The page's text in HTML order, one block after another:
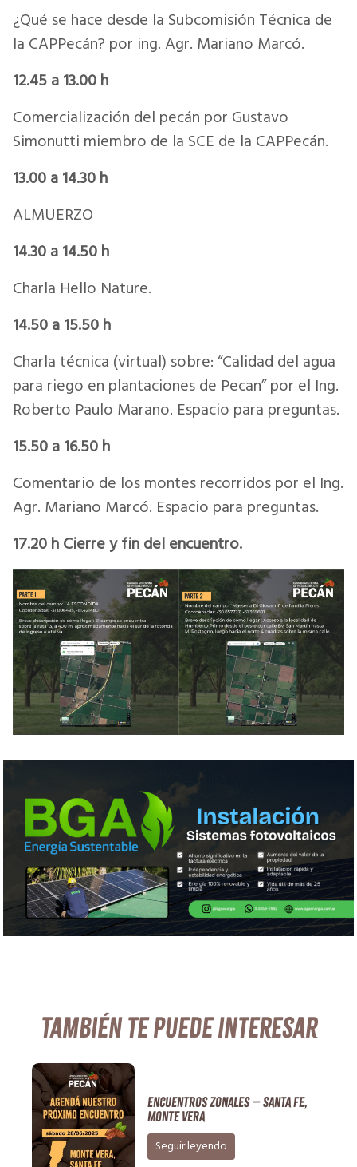
¿Qué se hace desde la Subcomisión Técnica de
la CAPPecán? por ing. Agr. Mariano Marcó.
12.45 a 13.00 h
Comercialización del pecán por Gustavo
Simonutti miembro de la SCE de la CAPPecán.
13.00 a 14.30 h
ALMUERZO
14.30 a 14.50 h
Charla Hello Nature.
14.50 a 15.50 h
Charla técnica (virtual) sobre: “Calidad del agua
para riego en plantaciones de Pecan” por el Ing.
Roberto Paulo Marano. Espacio para preguntas.
15.50 a 16.50 h
Comentario de los montes recorridos por el Ing.
Agr. Mariano Marcó. Espacio para preguntas.
17.20 h Cierre y fin del encuentro.
También te puede interesar
ENCUENTROS ZONALES – SANTA FE,
MONTE VERA
Seguir leyendo